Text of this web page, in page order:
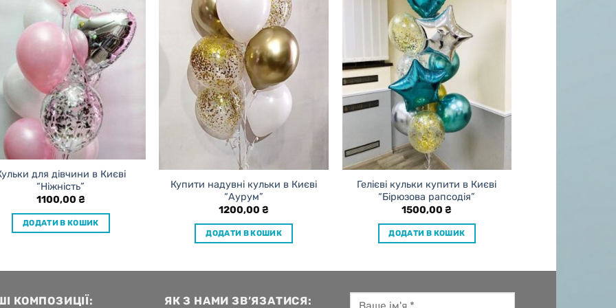
для дівчини в Києві
“Ніжність”
1100,00 ₴
ДОДАТИ В КОШИК
Купити надувні кульки в Києві
“Аурум”
1200,00₴
ДОДАТИ В КОШИК
Гелієві кульки купити в Києві
“Бірюзова рапсодія”
1500,00₴
ДОДАТИ В КОШИК
КОМПОЗИЦІЇ: ЯК З НАМИ ЗВ’ЯЗАТИСЯ: